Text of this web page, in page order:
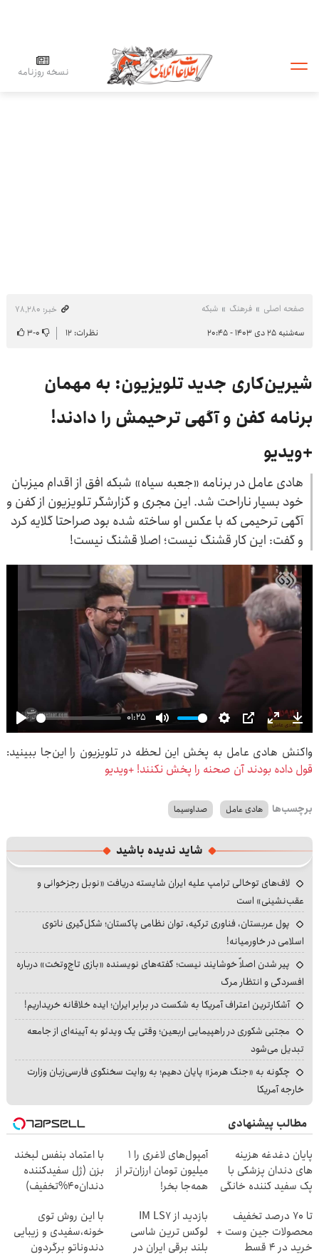
نسخه روزنامه
صفحه اصلی فرهنگ شبکه
خبر: ۷۸٬۲۸۰
سه‌شنبه ۲۵ دی ۱۴۰۳ - ۲۰:۴۵
نظرات: ۱۲ ۰-۳
شیرین‌کاری جدید تلویزیون: به مهمان
برنامه کفن و آگهی ترحیمش را دادند!
+ویدیو
هادی عامل در برنامه «جعبه سیاه» شبکه افق از اقدام میزبان
خود بسیار ناراحت شد. این مجری و گزارشگر تلویزیون از کفن و
آگهی ترحیمی که با عکس او ساخته شده بود صراحتا گلایه کرد
و گفت: این کار قشنگ نیست؛ اصلا قشنگ نیست!
Play
01:25
Mute Settings
PIP Enter
واکنش هادی عامل به پخش این لحظه در تلویزیون را این‌جا ببینید:
قول داده بودند آن صحنه را پخش نکنند! +ویدیو
برچسب‌ها هادی عامل صداوسیما
شاید ندیده باشید
لاف‌های توخالی ترامپ علیه ایران شایسته دریافت «نوبل رجزخوانی و
عقب‌نشینی» است
پول عربستان، فناوری ترکیه، توان نظامی پاکستان؛ شکل‌گیری ناتوی
اسلامی در خاورمیانه!
پیر شدن اصلاً خوشایند نیست؛ گفته‌های نویسنده «بازی تاج‌وتخت» درباره
افسردگی و انتظار مرگ
آشکارترین اعتراف آمریکا به شکست در برابر ایران؛ ایده خلاقانه خریداریم!
مجتبی شکوری در راهپیمایی اربعین؛ وقتی یک ویدئو به آیینه‌ای از جامعه
تبدیل می‌شود
چگونه به «جنگ هرمز» پایان دهیم؛ به روایت سخنگوی فارسی‌زبان وزارت
خارجه آمریکا
مطالب پیشنهادی
پایان دغدغه هزینه
های دندان پزشکی با
پک سفید کننده خانگی
آمپول‌های لاغری را ۱
میلیون تومان ارزان‌تر از
همه‌جا بخر!
با اعتماد بنفس لبخند
بزن (ژل سفیدکننده
دندان40%تخفیف)
تا 70 درصد تخفیف
محصولات جین وست +
خرید در 4 قسط
بازدید از IM LS7
لوکس ترین شاسی
بلند برقی ایران در
با این روش توی
خونه،سفیدی و زیبایی
دندوناتو برگردون